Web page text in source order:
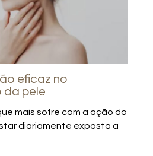
eficaz no
da pele
mais sofre com a ação do
diariamente exposta a